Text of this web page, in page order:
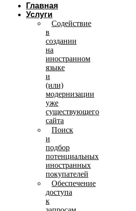
Главная
Услуги
Содействие
в
создании
на
иностранном
языке
и
(или)
модернизации
уже
существующего
сайта
Поиск
и
подбор
потенциальных
иностранных
покупателей
Обеспечение
доступа
к